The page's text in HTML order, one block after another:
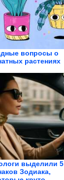
вопросы о
растениях
выделили 5
Зодиака,